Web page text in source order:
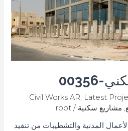
Civil Works AR, Latest
, مشاريع سكنية /
root
المدنية والتشطيبات من تنفيد